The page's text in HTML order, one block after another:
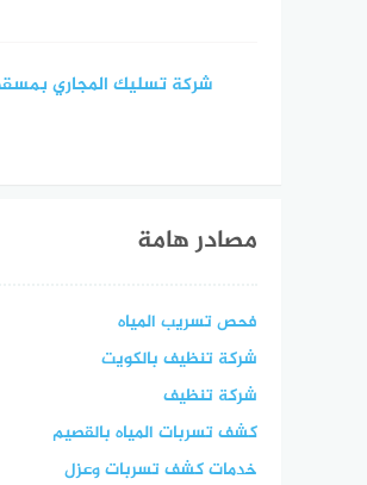
شركة تسليك المجاري
مصادر هامة
فحص تسريب المياه
شركة تنظيف بالكويت
شركة تنظيف
كشف تسربات المياه بالقصيم
خدمات كشف تسربات وعزل